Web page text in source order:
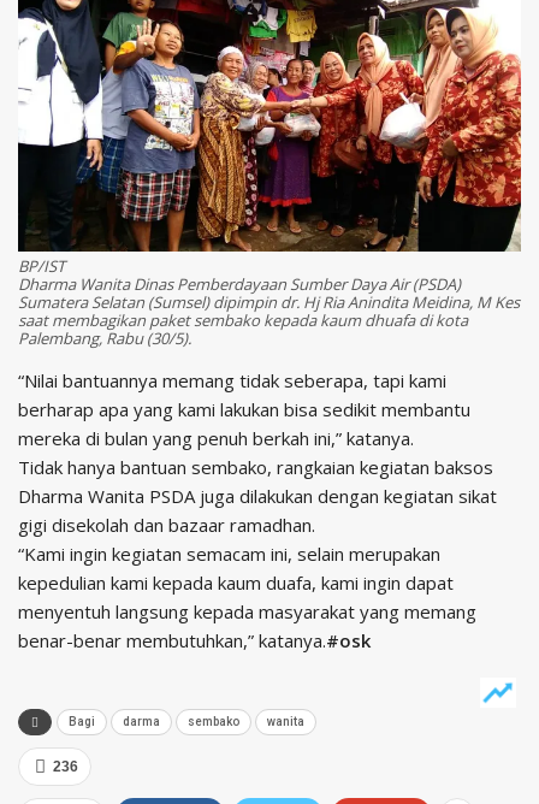
BP/IST
Dharma Wanita Dinas Pemberdayaan Sumber Daya Air (PSDA)
Sumatera Selatan (Sumsel) dipimpin dr. Hj Ria Anindita Meidina, M Kes
saat membagikan paket sembako kepada kaum dhuafa di kota
Palembang, Rabu (30/5).
“Nilai bantuannya memang tidak seberapa, tapi kami
berharap apa yang kami lakukan bisa sedikit membantu
mereka di bulan yang penuh berkah ini,” katanya.
Tidak hanya bantuan sembako, rangkaian kegiatan baksos
Dharma Wanita PSDA juga dilakukan dengan kegiatan sikat
gigi disekolah dan bazaar ramadhan.
“Kami ingin kegiatan semacam ini, selain merupakan
kepedulian kami kepada kaum duafa, kami ingin dapat
menyentuh langsung kepada masyarakat yang memang
benar-benar membutuhkan,” katanya.#osk
Bagi darma sembako wanita
236